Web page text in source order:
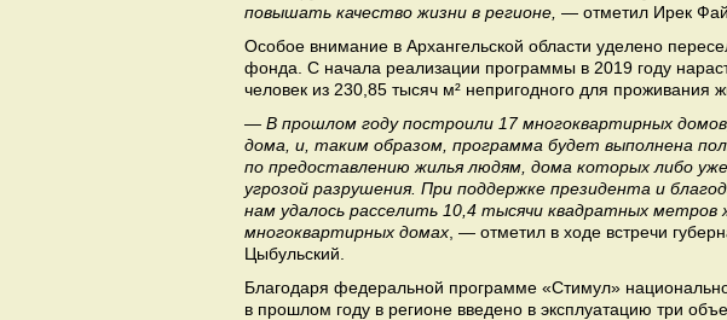
повышать качество жизни в регионе, — отметил Ирек
Особое внимание в Архангельской области уделено
фонда. С начала реализации программы в 2019 году
человек из 230,85 тысяч м² непригодного для проживания
— В прошлом году построили 17 многоквартирных
дома, и, таким образом, программа будет выполнена
по предоставлению жилья людям, дома которых либо
угрозой разрушения. При поддержке президента и
нам удалось расселить 10,4 тысячи квадратных метров
многоквартирных домах , — отметил в ходе встречи
Цыбульский.
Благодаря федеральной программе «Стимул»
в прошлом году в регионе введено в эксплуатацию три